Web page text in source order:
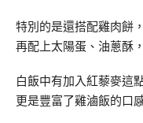
特別的是還搭配雞肉餅
再配上太陽蛋、油蔥酥
白飯中有加入紅藜麥這
更是豐富了雞滷飯的口